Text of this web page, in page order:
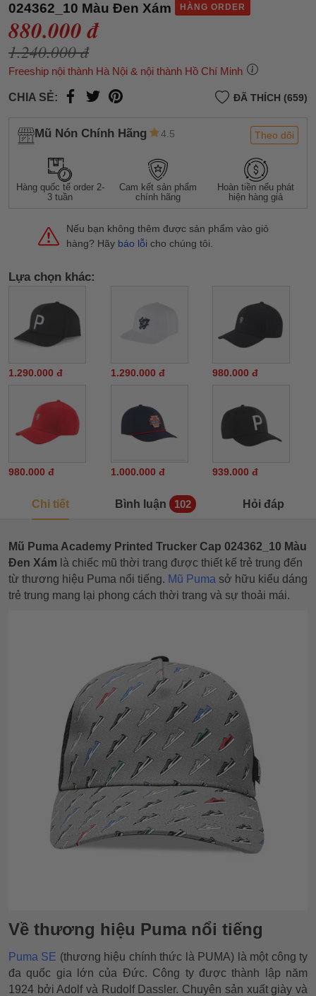
024362_10 Màu Đen Xám
HÀNG ORDER
880.000 đ
1.240.000 đ
Freeship nội thành Hà Nội & nội thành Hồ Chí Minh
CHIA SẺ: ĐÃ THÍCH (659)
Mũ Nón Chính Hãng 4.5 Theo dõi
Hàng quốc tế order 2-
3 tuần
Cam kết sản phẩm
chính hãng
Hoàn tiền nếu phát
hiện hàng giả
Nếu bạn không thêm được sản phẩm vào giỏ
hàng? Hãy báo lỗi cho chúng tôi.
Lựa chọn khác:
1.290.000 đ 1.290.000 đ 980.000 đ
980.000 đ 1.000.000 đ 939.000 đ
Chi tiết Bình luận 102 Hỏi đáp
Mũ Puma Academy Printed Trucker Cap 024362_10 Màu
Đen Xám là chiếc mũ thời trang được thiết kế trẻ trung đến
từ thương hiệu Puma nổi tiếng. Mũ Puma sở hữu kiểu dáng
trẻ trung mang lại phong cách thời trang và sự thoải mái.
Về thương hiệu Puma nổi tiếng
Puma SE (thương hiệu chính thức là PUMA) là một công ty
đa quốc gia lớn của Đức. Công ty được thành lập năm
1924 bởi Adolf và Rudolf Dassler. Chuyên sản xuất giày và